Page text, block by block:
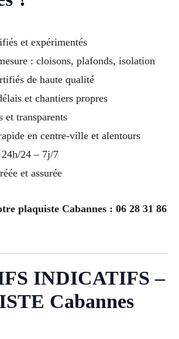
et expérimentés
: cloisons, plafonds, isolation
de haute qualité
et chantiers propres
et transparents
en centre-ville et alentours
24 – 7j/7
et assurée
plaquiste Cabannes : 06 28 31 86
INDICATIFS –
Cabannes